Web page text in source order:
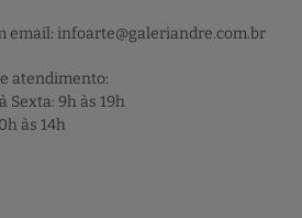
email: infoarte@galeriandre.com.br
atendimento:
Sexta: 9h às 19h
às 14h